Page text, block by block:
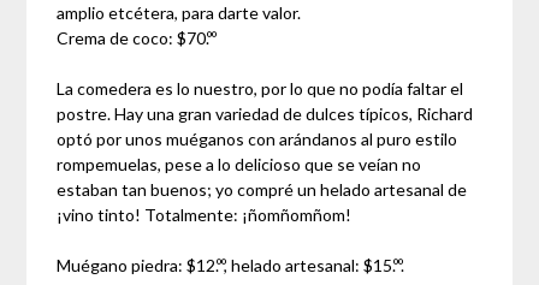
amplio etcétera, para darte valor.
Crema de coco: $70.ºº
La comedera es lo nuestro, por lo que no podía faltar el
postre. Hay una gran variedad de dulces típicos, Richard
optó por unos muéganos con arándanos al puro estilo
rompemuelas, pese a lo delicioso que se veían no
estaban tan buenos; yo compré un helado artesanal de
¡vino tinto! Totalmente: ¡ñomñomñom!
Muégano piedra: $12.ºº, helado artesanal: $15.ºº.